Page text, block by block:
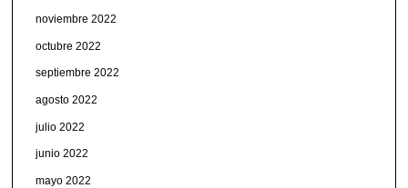
noviembre 2022
octubre 2022
septiembre 2022
agosto 2022
julio 2022
junio 2022
mayo 2022